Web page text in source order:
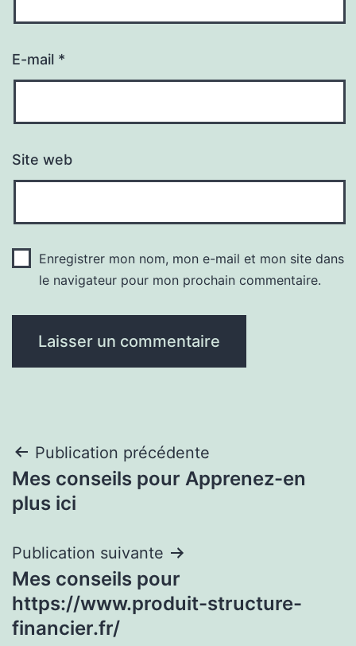
E-mail *
Site web
Enregistrer mon nom, mon e-mail et mon site dans
le navigateur pour mon prochain commentaire.
Navigation
de
Publication précédente
Mes conseils pour Apprenez-en
plus ici
Publication suivante
Mes conseils pour
https://www.produit-structure-
financier.fr/